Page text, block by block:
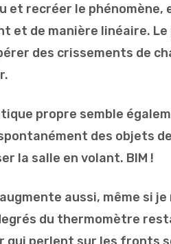
et recréer le phénomène,
et de manière linéaire.
des crissements de
propre semble
des objets
la salle en volant. BIM !
aussi, même si
du thermomètre